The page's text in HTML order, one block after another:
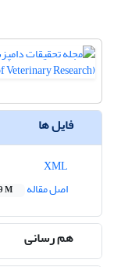
فایل ها
اصل مقاله
M
هم رسانی